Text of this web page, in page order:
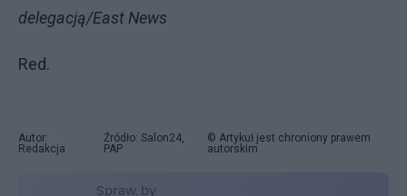
delegacją/East News
Red.
Autor:
Redakcja
Źródło: Salon24,
PAP
© Artykuł jest chroniony prawem
autorskim